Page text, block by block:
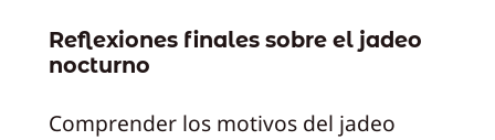
Reflexiones finales sobre el jadeo
nocturno
Comprender los motivos del jadeo